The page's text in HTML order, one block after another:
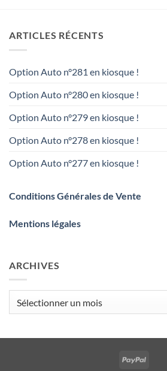
ARTICLES RÉCENTS
Option Auto n°281 en kiosque !
Option Auto n°280 en kiosque !
Option Auto n°279 en kiosque !
Option Auto n°278 en kiosque !
Option Auto n°277 en kiosque !
Conditions Générales de Vente
Mentions légales
ARCHIVES
PayPal